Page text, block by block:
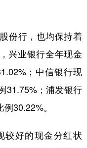
份行，也均保持着
兴业银行全年现金
；中信银行现
31.75%；浦发银行
30.22%。
好的现金分红状